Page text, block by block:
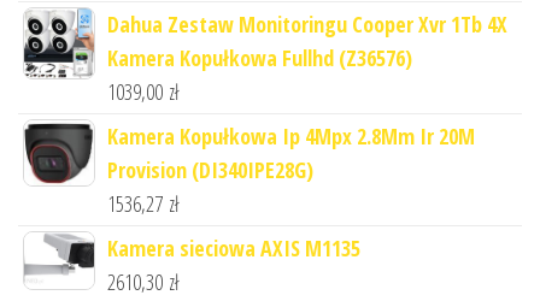
Dahua Zestaw Monitoringu Cooper Xvr 1Tb 4X
Kamera Kopułkowa Fullhd (Z36576)
1039,00 zł
Kamera Kopułkowa Ip 4Mpx 2.8Mm Ir 20M
Provision (DI340IPE28G)
1536,27 zł
Kamera sieciowa AXIS M1135
2610,30 zł